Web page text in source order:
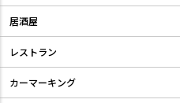
居酒屋
レストラン
カーマーキング